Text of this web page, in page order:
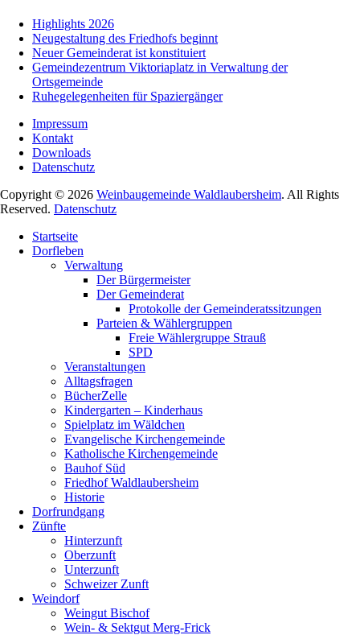
Highlights 2026
Neugestaltung des Friedhofs beginnt
Neuer Gemeinderat ist konstituiert
Gemeindezentrum Viktoriaplatz in Verwaltung der
Ortsgemeinde
Ruhegelegenheiten für Spaziergänger
Impressum
Kontakt
Downloads
Datenschutz
Copyright © 2026 Weinbaugemeinde Waldlaubersheim. All Rights
Reserved. Datenschutz
oben
scrollen
Startseite
Dorfleben
Verwaltung
Der Bürgermeister
Der Gemeinderat
Protokolle der Gemeinderatssitzungen
Parteien & Wählergruppen
Freie Wählergruppe Strauß
SPD
Veranstaltungen
Alltagsfragen
BücherZelle
Kindergarten – Kinderhaus
Spielplatz im Wäldchen
Evangelische Kirchengemeinde
Katholische Kirchengemeinde
Bauhof Süd
Friedhof Waldlaubersheim
Historie
Dorfrundgang
Zünfte
Hinterzunft
Oberzunft
Unterzunft
Schweizer Zunft
Weindorf
Weingut Bischof
Wein- & Sektgut Merg-Frick